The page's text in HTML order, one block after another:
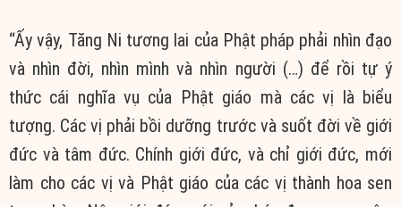
“Ấy vậy, Tăng Ni tương lai của Phật pháp phải nhìn đạo
và nhìn đời, nhìn mình và nhìn người (…) để rồi tự ý
thức cái nghĩa vụ của Phật giáo mà các vị là biểu
tượng. Các vị phải bồi dưỡng trước và suốt đời về giới
đức và tâm đức. Chính giới đức, và chỉ giới đức, mới
làm cho các vị và Phật giáo của các vị thành hoa sen